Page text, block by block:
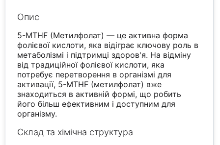
Опис
5-MTHF (Метилфолат) — це активна форма
фолієвої кислоти, яка відіграє ключову роль в
метаболізмі і підтримці здоров'я. На відміну
від традиційної фолієвої кислоти, яка
потребує перетворення в організмі для
активації, 5-MTHF (метилфолат) вже
знаходиться в активній формі, що робить
його більш ефективним і доступним для
організму.
Склад та хімічна структура